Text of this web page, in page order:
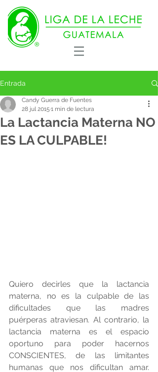
Entrada
La Lactancia Materna NO
ES LA CULPABLE!
Candy Guerra de Fuentes
28 jul 2015 1 min de lectura
Quiero decirles que la lactancia
materna, no es la culpable de las
dificultades que las madres
puérperas atraviesan. Al contrario, la
lactancia materna es el espacio
oportuno para poder hacernos
CONSCIENTES, de las limitantes
humanas que nos dificultan amar.